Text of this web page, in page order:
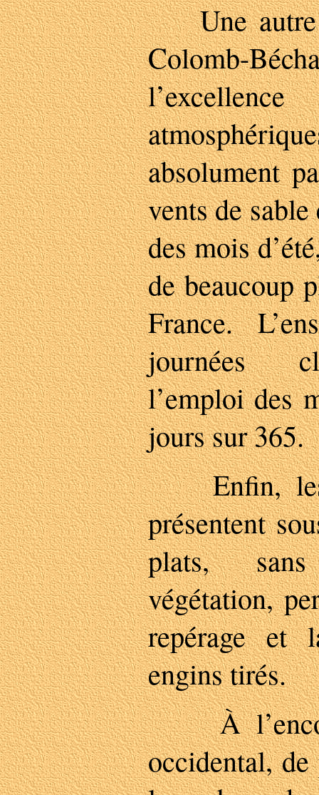
Une autre
Colomb-
absolument
vents de
des mois
de beaucoup
France.
journées
l’emploi des
jours sur 365.
Enfin, les
présentent
plats,
végétation,
repérage et
engins tirés.
À
occidental,